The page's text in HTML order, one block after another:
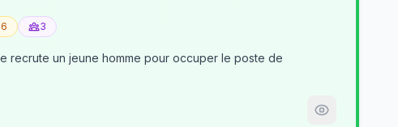
3
recrute un jeune homme pour occuper le poste de